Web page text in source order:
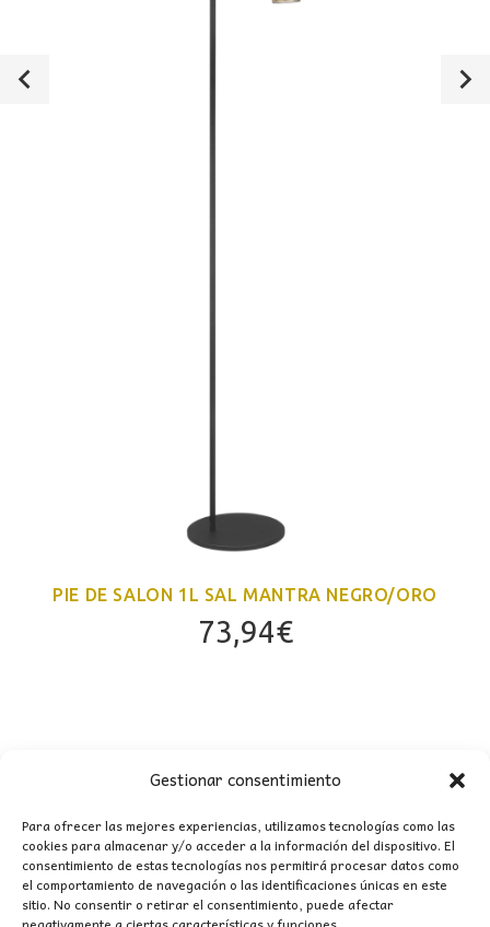
Gestionar consentimiento
Para ofrecer las mejores experiencias, utilizamos tecnologías como las
cookies para almacenar y/o acceder a la información del dispositivo. El
consentimiento de estas tecnologías nos permitirá procesar datos como
el comportamiento de navegación o las identificaciones únicas en este
sitio. No consentir o retirar el consentimiento, puede afectar
PIE DE SALON 1L SAL MANTRA NEGRO/ORO
73,94€
CONTACTO